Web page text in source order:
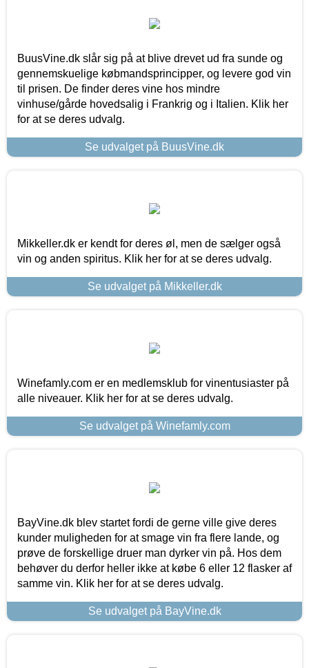
BuusVine.dk slår sig på at blive drevet ud fra sunde og
gennemskuelige købmandsprincipper, og levere god vin
til prisen. De finder deres vine hos mindre
vinhuse/gårde hovedsalig i Frankrig og i Italien. Klik her
for at se deres udvalg.
Se udvalget på BuusVine.dk
Mikkeller.dk er kendt for deres øl, men de sælger også
vin og anden spiritus. Klik her for at se deres udvalg.
Se udvalget på Mikkeller.dk
Winefamly.com er en medlemsklub for vinentusiaster på
alle niveauer. Klik her for at se deres udvalg.
Se udvalget på Winefamly.com
BayVine.dk blev startet fordi de gerne ville give deres
kunder muligheden for at smage vin fra flere lande, og
prøve de forskellige druer man dyrker vin på. Hos dem
behøver du derfor heller ikke at købe 6 eller 12 flasker af
samme vin. Klik her for at se deres udvalg.
Se udvalget på BayVine.dk